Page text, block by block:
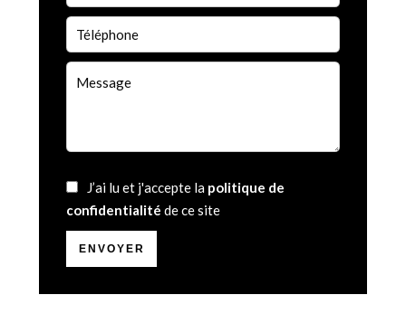
J’ai lu et j'accepte la politique de
confidentialité de ce site
ENVOYER